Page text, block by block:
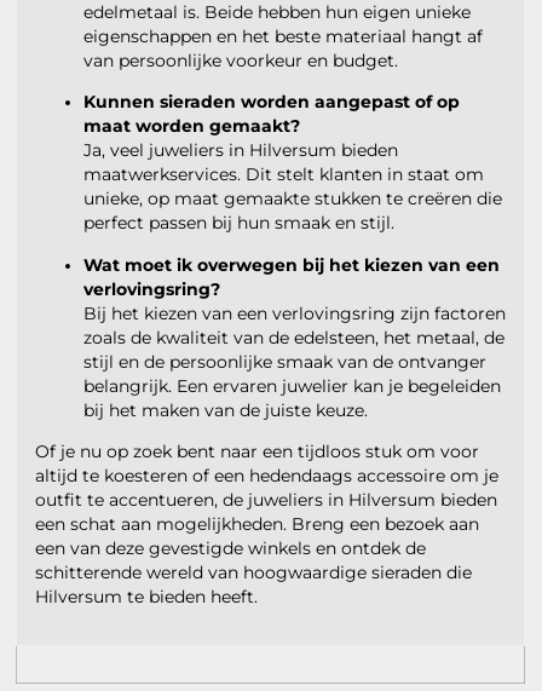
edelmetaal is. Beide hebben hun eigen unieke
eigenschappen en het beste materiaal hangt af
van persoonlijke voorkeur en budget.
Kunnen sieraden worden aangepast of op
maat worden gemaakt?
Ja, veel juweliers in Hilversum bieden
maatwerkservices. Dit stelt klanten in staat om
unieke, op maat gemaakte stukken te creëren die
perfect passen bij hun smaak en stijl.
Wat moet ik overwegen bij het kiezen van een
verlovingsring?
Bij het kiezen van een verlovingsring zijn factoren
zoals de kwaliteit van de edelsteen, het metaal, de
stijl en de persoonlijke smaak van de ontvanger
belangrijk. Een ervaren juwelier kan je begeleiden
bij het maken van de juiste keuze.
Of je nu op zoek bent naar een tijdloos stuk om voor
altijd te koesteren of een hedendaags accessoire om je
outfit te accentueren, de juweliers in Hilversum bieden
een schat aan mogelijkheden. Breng een bezoek aan
een van deze gevestigde winkels en ontdek de
schitterende wereld van hoogwaardige sieraden die
Hilversum te bieden heeft.